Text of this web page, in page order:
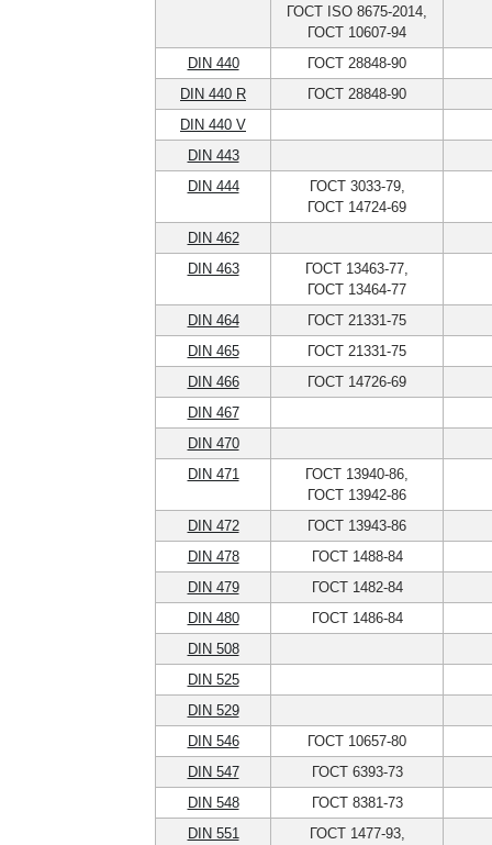
ГОСТ ISO 8675-2014,
ГОСТ 10607-94
DIN 440
ГОСТ 28848-90
DIN 440 R
ГОСТ 28848-90
DIN 440 V
DIN 443
DIN 444
ГОСТ 3033-79,
ГОСТ 14724-69
DIN 462
DIN 463
ГОСТ 13463-77,
ГОСТ 13464-77
DIN 464
ГОСТ 21331-75
DIN 465
ГОСТ 21331-75
DIN 466
ГОСТ 14726-69
DIN 467
DIN 470
DIN 471
ГОСТ 13940-86,
ГОСТ 13942-86
DIN 472
ГОСТ 13943-86
DIN 478
ГОСТ 1488-84
DIN 479
ГОСТ 1482-84
DIN 480
ГОСТ 1486-84
DIN 508
DIN 525
DIN 529
DIN 546
ГОСТ 10657-80
DIN 547
ГОСТ 6393-73
DIN 548
ГОСТ 8381-73
DIN 551
ГОСТ 1477-93,